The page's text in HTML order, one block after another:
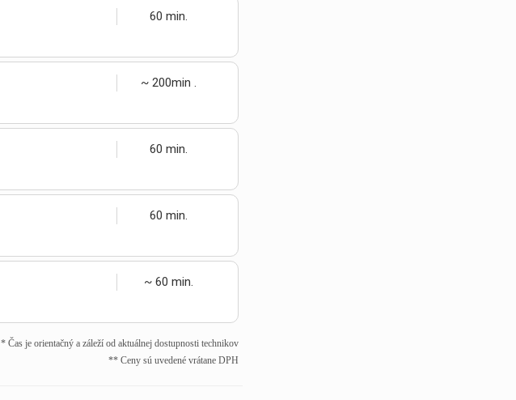
60 min.
~ 200min .
60 min.
60 min.
~ 60 min.
* Čas je orientačný a záleží od aktuálnej dostupnosti technikov
** Ceny sú uvedené vrátane DPH